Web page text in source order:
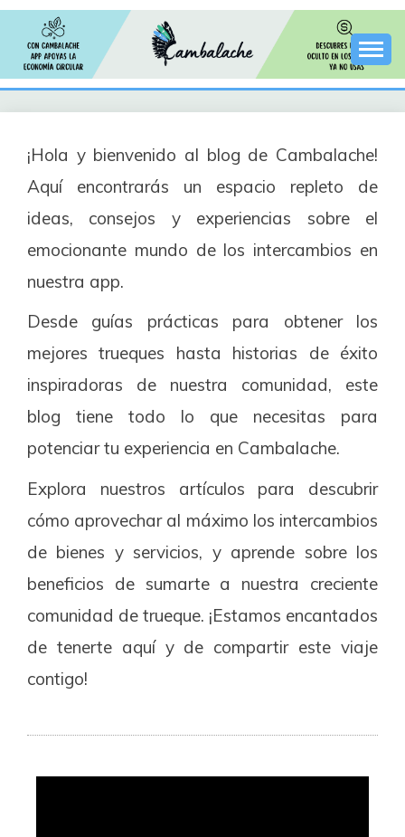
INTERCAMBIOS
Cambalache es una innovadora aplicación de trueque
que te permite intercambiar bienes y servicios con
hasta servicios profesionales, Cambalache fomenta
una comunidad de intercambio y colaboración basada
en la confianza y el respeto. ¡Simplifica tu vida, ahorra
dinero y ayuda al medio ambiente con Cambalache!
¡Hola y bienvenido al blog de Cambalache!
Aquí encontrarás un espacio repleto de
ideas, consejos y experiencias sobre el
emocionante mundo de los intercambios en
nuestra app.
Desde guías prácticas para obtener los
mejores trueques hasta historias de éxito
inspiradoras de nuestra comunidad, este
blog tiene todo lo que necesitas para
potenciar tu experiencia en Cambalache.
Explora nuestros artículos para descubrir
cómo aprovechar al máximo los intercambios
de bienes y servicios, y aprende sobre los
beneficios de sumarte a nuestra creciente
comunidad de trueque. ¡Estamos encantados
de tenerte aquí y de compartir este viaje
contigo!